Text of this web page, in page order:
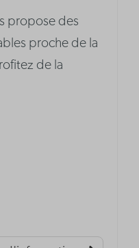
propose des
proche de la
de la